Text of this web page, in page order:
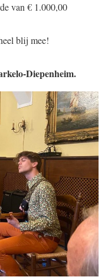
van € 1.000,00
blij mee!
Diepenheim.